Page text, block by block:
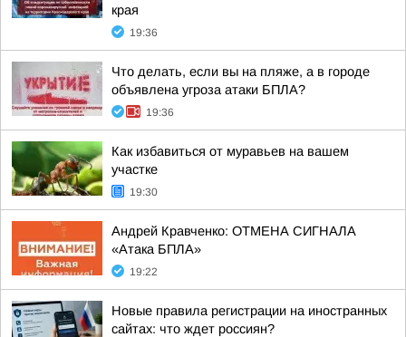
края
19:36
Что делать, если вы на пляже, а в городе
объявлена угроза атаки БПЛА?
19:36
Как избавиться от муравьев на вашем
участке
19:30
Андрей Кравченко: ОТМЕНА СИГНАЛА
«Атака БПЛА»
19:22
Новые правила регистрации на иностранных
сайтах: что ждет россиян?